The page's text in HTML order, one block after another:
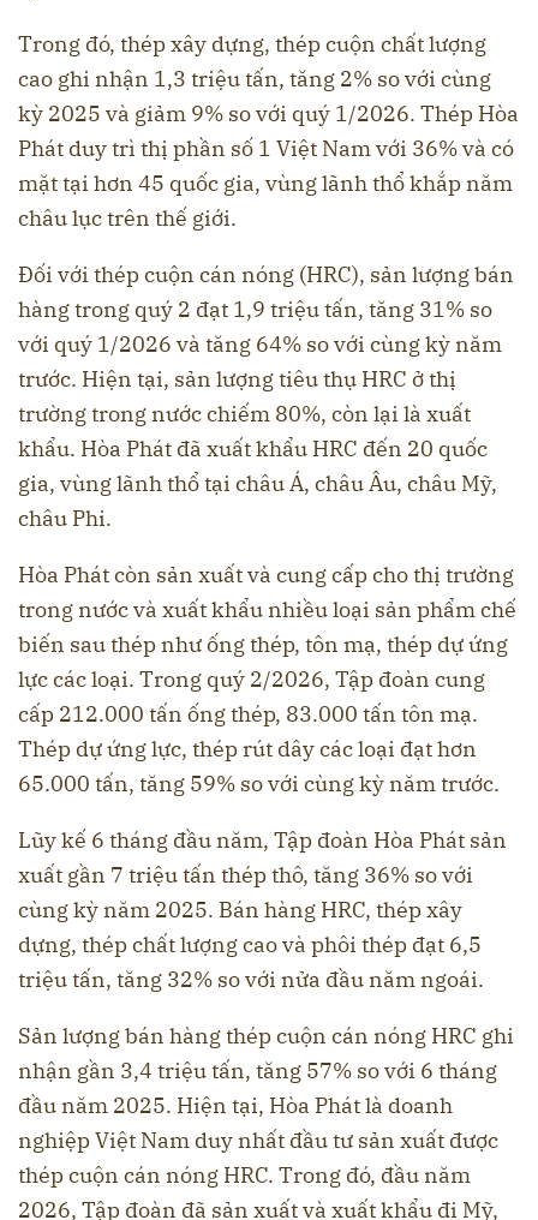
Trong đó, thép xây dựng, thép cuộn chất lượng
cao ghi nhận 1,3 triệu tấn, tăng 2% so với cùng
kỳ 2025 và giảm 9% so với quý 1/2026. Thép Hòa
Phát duy trì thị phần số 1 Việt Nam với 36% và có
mặt tại hơn 45 quốc gia, vùng lãnh thổ khắp năm
châu lục trên thế giới.
Đối với thép cuộn cán nóng (HRC), sản lượng bán
hàng trong quý 2 đạt 1,9 triệu tấn, tăng 31% so
với quý 1/2026 và tăng 64% so với cùng kỳ năm
trước. Hiện tại, sản lượng tiêu thụ HRC ở thị
trường trong nước chiếm 80%, còn lại là xuất
khẩu. Hòa Phát đã xuất khẩu HRC đến 20 quốc
gia, vùng lãnh thổ tại châu Á, châu Âu, châu Mỹ,
châu Phi.
Hòa Phát còn sản xuất và cung cấp cho thị trường
trong nước và xuất khẩu nhiều loại sản phẩm chế
biến sau thép như ống thép, tôn mạ, thép dự ứng
lực các loại. Trong quý 2/2026, Tập đoàn cung
cấp 212.000 tấn ống thép, 83.000 tấn tôn mạ.
Thép dự ứng lực, thép rút dây các loại đạt hơn
65.000 tấn, tăng 59% so với cùng kỳ năm trước.
Lũy kế 6 tháng đầu năm, Tập đoàn Hòa Phát sản
xuất gần 7 triệu tấn thép thô, tăng 36% so với
cùng kỳ năm 2025. Bán hàng HRC, thép xây
dựng, thép chất lượng cao và phôi thép đạt 6,5
triệu tấn, tăng 32% so với nửa đầu năm ngoái.
Sản lượng bán hàng thép cuộn cán nóng HRC ghi
nhận gần 3,4 triệu tấn, tăng 57% so với 6 tháng
đầu năm 2025. Hiện tại, Hòa Phát là doanh
nghiệp Việt Nam duy nhất đầu tư sản xuất được
thép cuộn cán nóng HRC. Trong đó, đầu năm
2026, Tập đoàn đã sản xuất và xuất khẩu đi Mỹ,